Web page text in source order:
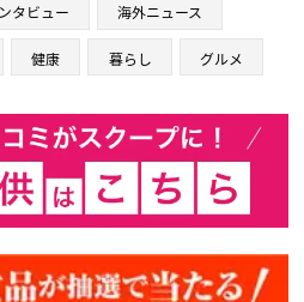
タビュー 海外ニュース
健康 暮らし グルメ